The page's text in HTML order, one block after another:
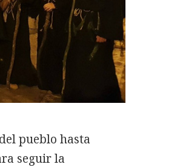
pueblo hasta
seguir la